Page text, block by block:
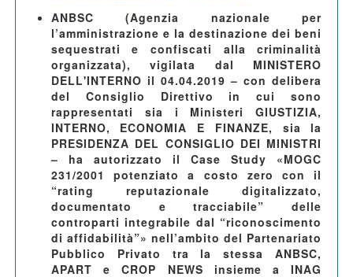
ANBSC (Agenzia nazionale per
l’amministrazione e la destinazione dei beni
sequestrati e confiscati alla criminalità
organizzata), vigilata dal MINISTERO
DELL'INTERNO il 04.04.2019 – con delibera
del Consiglio Direttivo in cui sono
rappresentati sia i Ministeri GIUSTIZIA,
INTERNO, ECONOMIA E FINANZE, sia la
PRESIDENZA DEL CONSIGLIO DEI MINISTRI
– ha autorizzato il Case Study «MOGC
231/2001 potenziato a costo zero con il
“rating reputazionale digitalizzato,
documentato e tracciabile” delle
controparti integrabile dal “riconoscimento
di affidabilità”» nell’ambito del Partenariato
Pubblico Privato tra la stessa ANBSC,
APART e CROP NEWS insieme a INAG